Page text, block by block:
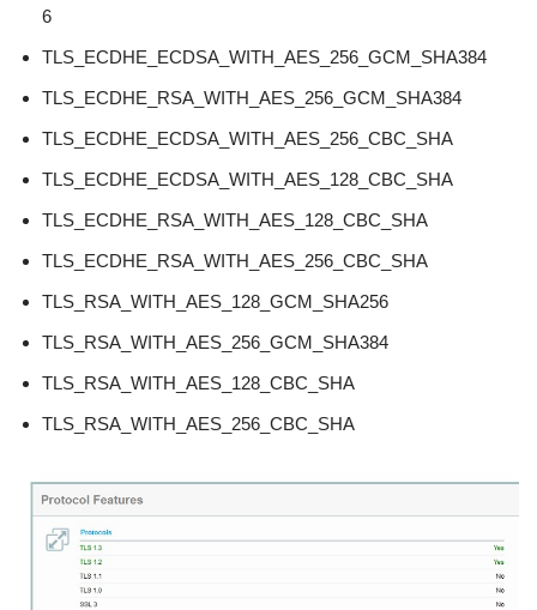
6
TLS_ECDHE_ECDSA_WITH_AES_256_GCM_SHA384
TLS_ECDHE_RSA_WITH_AES_256_GCM_SHA384
TLS_ECDHE_ECDSA_WITH_AES_256_CBC_SHA
TLS_ECDHE_ECDSA_WITH_AES_128_CBC_SHA
TLS_ECDHE_RSA_WITH_AES_128_CBC_SHA
TLS_ECDHE_RSA_WITH_AES_256_CBC_SHA
TLS_RSA_WITH_AES_128_GCM_SHA256
TLS_RSA_WITH_AES_256_GCM_SHA384
TLS_RSA_WITH_AES_128_CBC_SHA
TLS_RSA_WITH_AES_256_CBC_SHA